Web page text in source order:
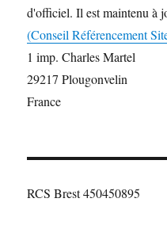
d'officiel. Il est maintenu à
(Conseil Référencement
1 imp. Charles Martel
29217 Plougonvelin
France
RCS Brest 450450895